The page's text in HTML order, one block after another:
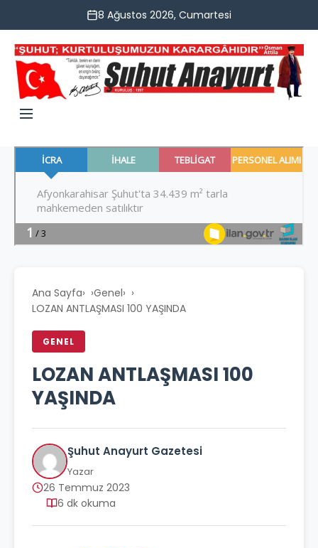
8 Ağustos 2026, Cumartesi
Ana Sayfa› Genel›
LOZAN ANTLAŞMASI 100 YAŞINDA
GENEL
LOZAN ANTLAŞMASI 100
YAŞINDA
Şuhut Anayurt Gazetesi
Yazar
26 Temmuz 2023
6 dk okuma